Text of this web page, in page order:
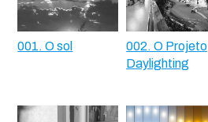
001. O sol
002. O Projeto
Daylighting